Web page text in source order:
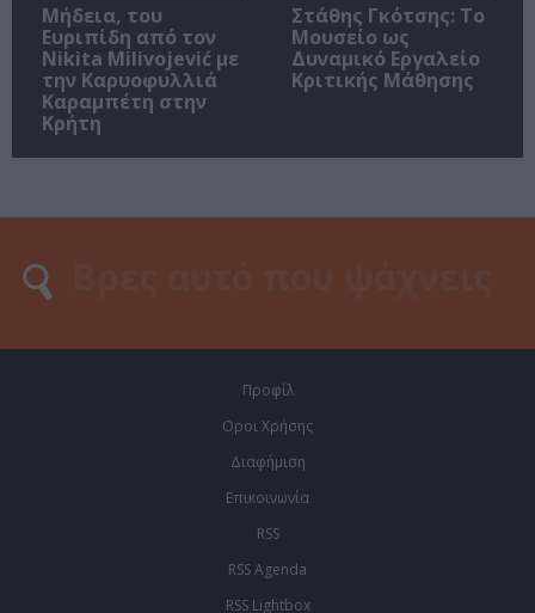
Μήδεια, του
Ευριπίδη από τον
Nikita Milivojević με
την Καρυοφυλλιά
Καραμπέτη στην
Κρήτη
Στάθης Γκότσης: Το
Μουσείο ως
Δυναμικό Εργαλείο
Κριτικής Μάθησης
Προφίλ
Οροι Χρήσης
Διαφήμιση
Επικοινωνία
RSS
RSS Agenda
RSS Lightbox